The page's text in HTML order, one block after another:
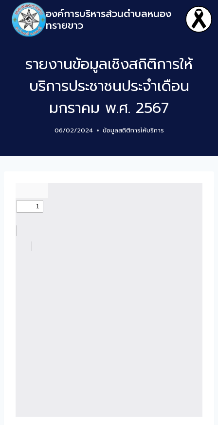
องค์การบริหารส่วนตำบลหนอง
ทรายขาว
รายงานข้อมูลเชิงสถิติการให้
บริการประชาชนประจําเดือน
มกราคม พ.ศ. 2567
06/02/2024 ข้อมูลสถิติการให้บริการ